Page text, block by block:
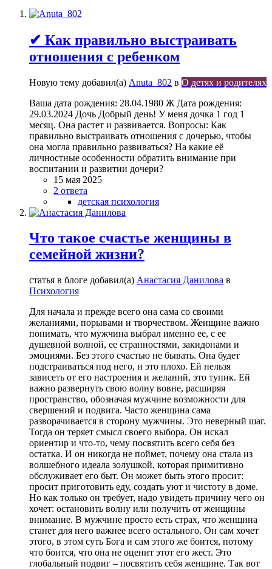
✔ Как правильно выстраивать
отношения с ребенком
Новую тему добавил(а) Anuta_802 в О детях и родителях
Ваша дата рождения: 28.04.1980 Ж Дата рождения:
29.03.2024 Дочь Добрый день! У меня дочка 1 год 1
месяц. Она растет и развивается. Вопросы: Как
правильно выстраивать отношения с дочерью, чтобы
она могла правильно развиваться? На какие её
личностные особенности обратить внимание при
воспитании и развитии дочери?
15 мая 2025
2 ответа
детская психология
Что такое счастье женщины в
семейной жизни?
статья в блоге добавил(а) Анастасия Данилова в
Психология
Для начала и прежде всего она сама со своими
желаниями, порывами и творчеством. Женщине важно
понимать, что мужчина выбрал именно ее, с ее
душевной волной, ее странностями, закидонами и
эмоциями. Без этого счастью не бывать. Она будет
подстраиваться под него, и это плохо. Ей нельзя
зависеть от его настроения и желаний, это тупик. Ей
важно развернуть свою волну вовне, расширяя
пространство, обозначая мужчине возможности для
свершений и подвига. Часто женщина сама
разворачивается в сторону мужчины. Это неверный шаг.
Тогда он теряет смысл своего выбора. Он искал
ориентир и что-то, чему посвятить всего себя без
остатка. И он никогда не поймет, почему она стала из
волшебного идеала золушкой, которая примитивно
обслуживает его быт. Он может быть этого просит:
просит приготовить еду, создать уют и чистоту в доме.
Но как только он требует, надо увидеть причину чего он
хочет: остановить волну или получить от женщины
внимание. В мужчине просто есть страх, что женщина
станет для него важнее всего остального. Он сам хочет
этого, в этом суть Бога и сам этого же боится, потому
что боится, что она не оценит этот его жест. Это
глобальный подвиг – посвятить себя женщине. Так вот